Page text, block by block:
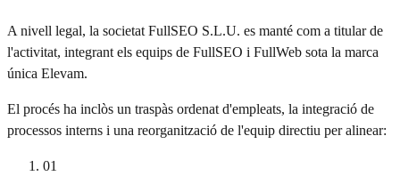
A nivell legal, la societat FullSEO S.L.U. es manté com a titular de
l'activitat, integrant els equips de FullSEO i FullWeb sota la marca
única Elevam.
El procés ha inclòs un traspàs ordenat d'empleats, la integració de
processos interns i una reorganització de l'equip directiu per alinear:
01